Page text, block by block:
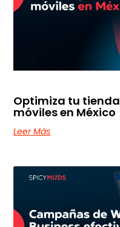
Optimiza tu
móviles en México
Leer Más